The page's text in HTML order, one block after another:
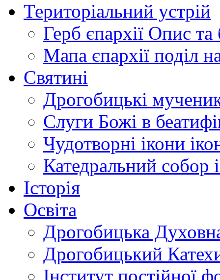
Територіальний устрій
Герб єпархії Опис та
Мапа єпархії поділ
Святині
Дрогобицькі
Слуги Божі в
Чудотворні ікони
Катедральний собор
Історія
Освіта
Дрогобицька
Дрогобицький